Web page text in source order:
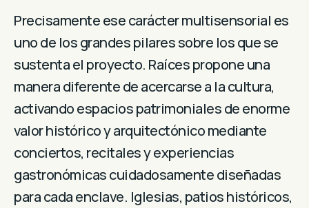
Precisamente ese carácter multisensorial es
uno de los grandes pilares sobre los que se
sustenta el proyecto. Raíces propone una
manera diferente de acercarse a la cultura,
activando espacios patrimoniales de enorme
valor histórico y arquitectónico mediante
conciertos, recitales y experiencias
gastronómicas cuidadosamente diseñadas
para cada enclave. Iglesias, patios históricos,